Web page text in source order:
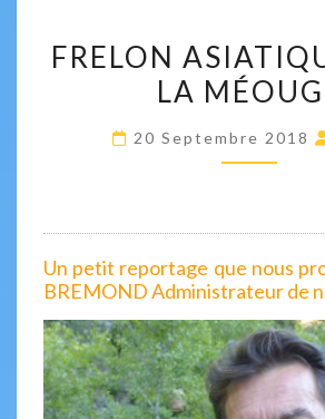
DANS
FRELON
LA
20 Septembre 2018
Un petit reportage que nous
BREMOND Administrateur de